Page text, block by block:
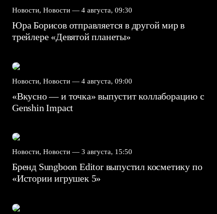
Новости, Новости — 4 августа, 09:30
Юра Борисов отправляется в другой мир в
трейлере «Девятой планеты»
Новости, Новости — 4 августа, 09:00
«Вкусно — и точка» выпустит коллаборацию с
Genshin Impact⁠⁠
Новости, Новости — 3 августа, 15:50
Бренд Sungboon Editor выпустил косметику по
«Истории игрушек 5»